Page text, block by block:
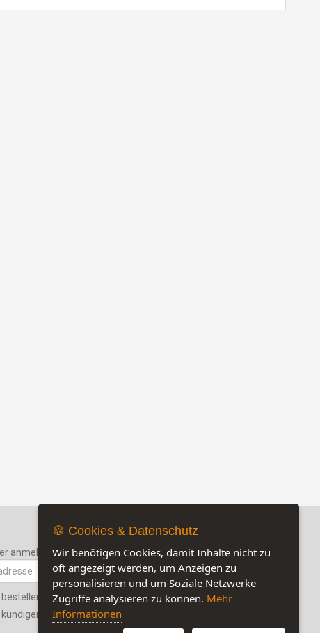
anmelden
Jetzt auf unserer Seite:13
Besuchen Sie auch unsere Sozialmedia-
🍪 Cookies & Datenschutz
Wir benötigen Cookies, damit Inhalte nicht zu
oft angezeigt werden, um Anzeigen zu
personalisieren und um Soziale Netzwerke
Zugriffe analysieren zu können. Mehr
Informationen